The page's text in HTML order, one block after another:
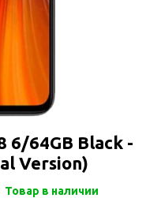
6/64GB Black -
Version)
Товар в наличии